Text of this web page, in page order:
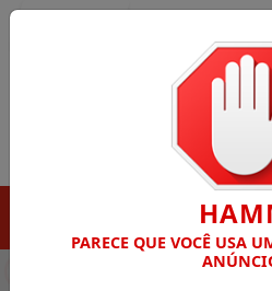
EM PORTO GRANDE
PARECE QUE VOCÊ USA